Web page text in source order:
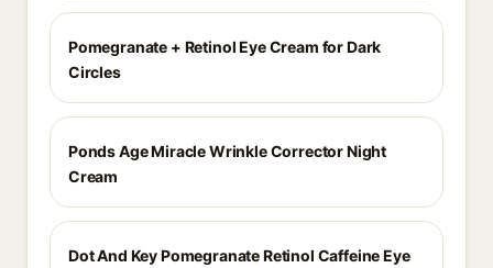
Pomegranate + Retinol Eye Cream for Dark
Circles
Ponds Age Miracle Wrinkle Corrector Night
Cream
Dot And Key Pomegranate Retinol Caffeine Eye